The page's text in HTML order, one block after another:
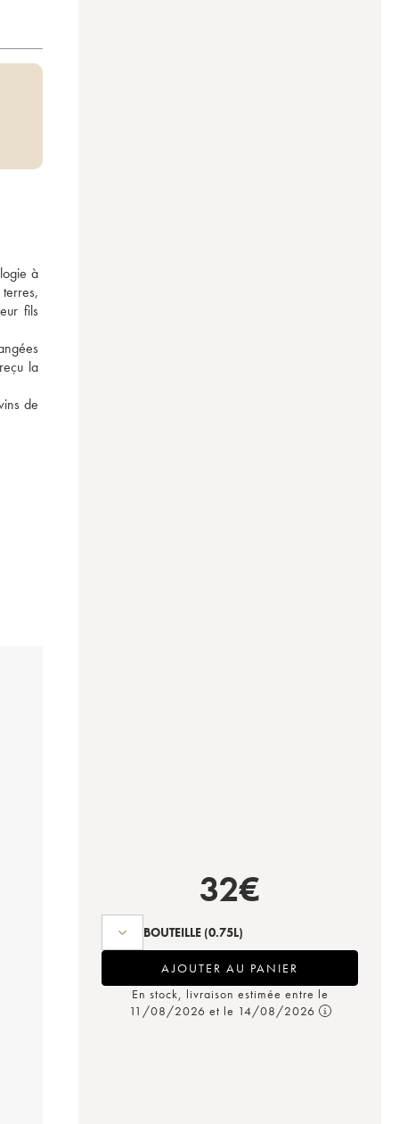
à
fils
la
de
32€
BOUTEILLE (0.75L)
AJOUTER AU PANIER
En stock, livraison estimée entre le
11/08/2026 et le 14/08/2026